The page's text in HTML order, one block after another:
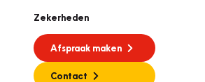
Zekerheden
Afspraak maken
Contact